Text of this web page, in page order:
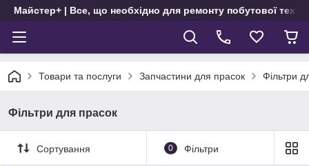
Майстер+ | Все, що необхідно для ремонту побутової
Товари та послуги Запчастини для прасок Фільтри
Фільтри для прасок
Сортування 0 Фільтри